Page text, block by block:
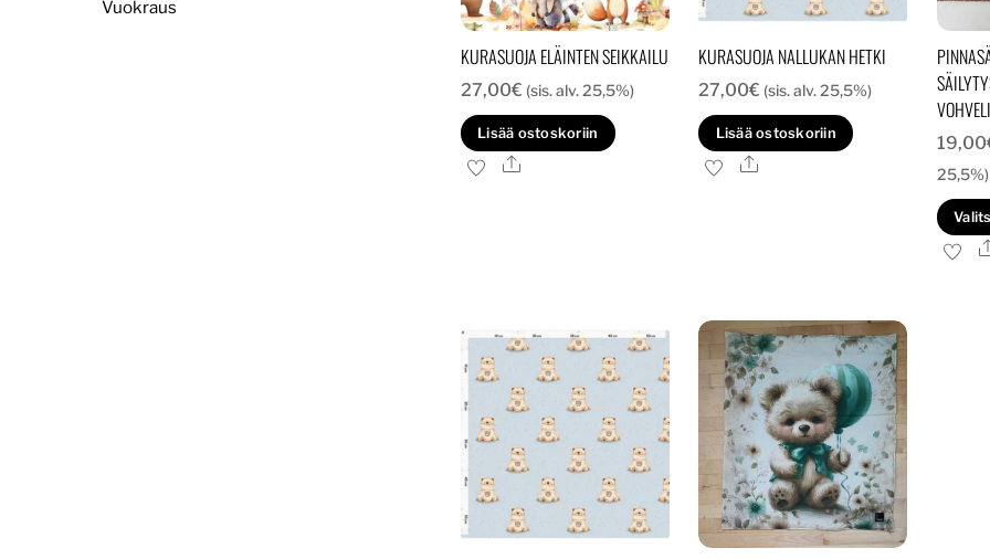
KURASUOJA ELÄINTEN SEIKKAILU
27,00€ (sis. alv. 25,5%)
Lisää ostoskoriin
Ale
KURASUOJA NALLUKAN HETKI
27,00€ (sis. alv. 25,5%)
Lisää ostoskoriin
Ale
19,00
25,5%)
Vuokraus